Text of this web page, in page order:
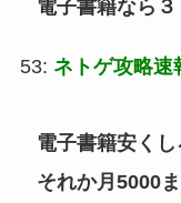
電子書籍なら
53: ネトゲ攻略速
電子書籍安くし
それか月5000